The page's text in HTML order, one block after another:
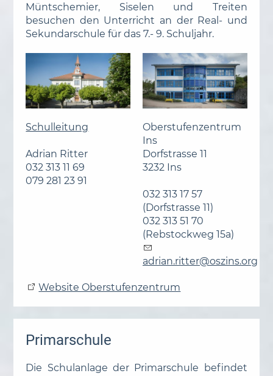
Müntschemier, Siselen und Treiten
besuchen den Unterricht an der Real- und
Sekundarschule für das 7.- 9. Schuljahr.
Schulleitung
Adrian Ritter
032 313 11 69
079 281 23 91
Oberstufenzentrum
Ins
Dorfstrasse 11
3232 Ins
032 313 17 57
(Dorfstrasse 11)
032 313 51 70
(Rebstockweg 15a)
dr n r tt r sz ns rg
Website Oberstufenzentrum
Primarschule
Die Schulanlage der Primarschule befindet